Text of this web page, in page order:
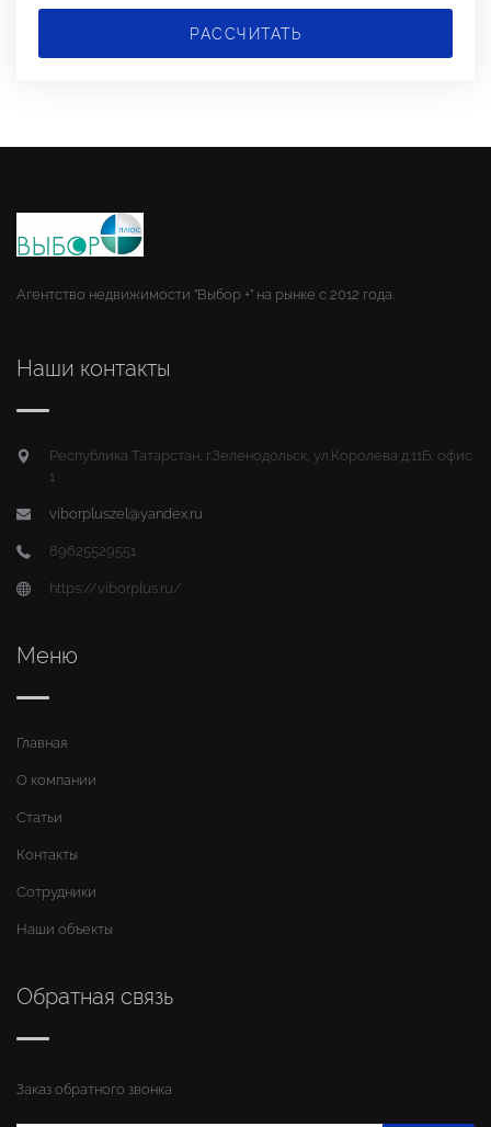
РАССЧИТАТЬ
Агентство недвижимости "Выбор +" на рынке с 2012 года.
Наши контакты
Республика Татарстан, г.Зеленодольск, ул.Королева д.11Б, офис
1
viborpluszel@yandex.ru
89625529551
https://viborplus.ru/
Меню
Главная
О компании
Статьи
Контакты
Сотрудники
Наши объекты
Обратная связь
Заказ обратного звонка